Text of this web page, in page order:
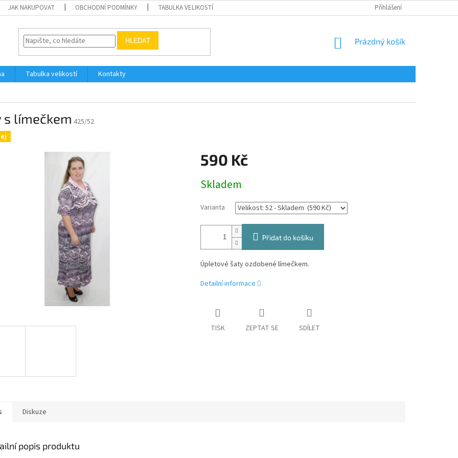
JAK NAKUPOVAT OBCHODNÍ PODMÍNKY TABULKA VELIKOSTÍ Přihlášení
HLEDAT
NÁKUPNÍ
Prázdný košík
Tabulka velikostí
Kontakty
s límečkem 425/52
590 Kč
cena:
Skladem
Varianta
Přidat do košíku
Úpletové šaty ozdobené límečkem.
Detailní informace
TISK ZEPTAT SE SDÍLET
Diskuze
popis produktu